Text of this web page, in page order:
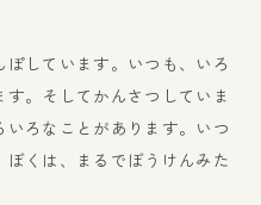
しています。いつも、いろ
。そしてかんさつしていま
ろなことがあります。いつ
くは、まるでぼうけんみた